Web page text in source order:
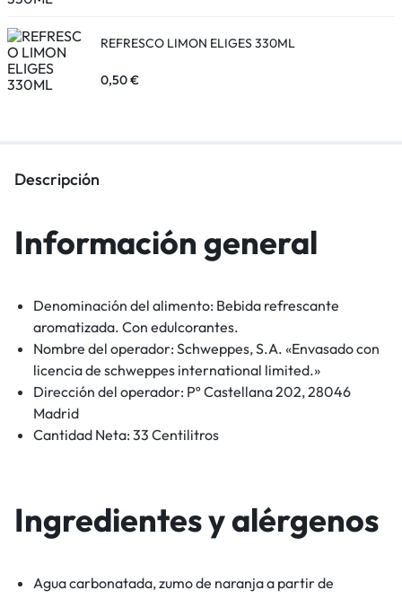
REFRESCO LIMON ELIGES 330ML
0,50€
Descripción
Información general
Denominación del alimento: Bebida refrescante
aromatizada. Con edulcorantes.
Nombre del operador: Schweppes, S.A. «Envasado con
licencia de schweppes international limited.»
Dirección del operador: Pº Castellana 202, 28046
Madrid
Cantidad Neta: 33 Centilitros
Ingredientes y alérgenos
Agua carbonatada, zumo de naranja a partir de